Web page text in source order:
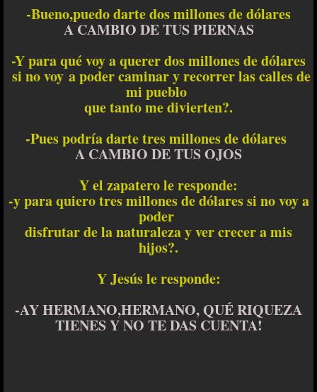
-Bueno,puedo darte dos millones de dólares
A CAMBIO DE TUS PIERNAS
-Y para qué voy a querer dos millones de dólares
si no voy a poder caminar y recorrer las calles de
mi pueblo
que tanto me divierten?.
-Pues podría darte tres millones de dólares
A CAMBIO DE TUS OJOS
Y el zapatero le responde:
-y para quiero tres millones de dólares si no voy a
poder
disfrutar de la naturaleza y ver crecer a mis
hijos?.
Y Jesús le responde:
-AY HERMANO,HERMANO, QUÉ RIQUEZA
TIENES Y NO TE DAS CUENTA!